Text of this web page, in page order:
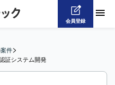
会員登録
件>
証システム開発